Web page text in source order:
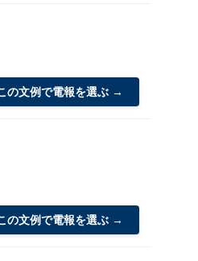
の文例で電報を選ぶ →
の文例で電報を選ぶ →